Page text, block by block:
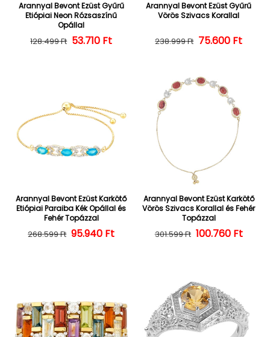
Arannyal Bevont Ezüst Gyűrű
Etiópiai Neon Rózsaszínű
Opállal
Normál ár
128.499 Ft Kedvezményes ár
53.710 Ft
Arannyal Bevont Ezüst Gyűrű
Vörös Szivacs Korallal
Normál ár
238.999 Ft 75.600 Ft
Arannyal Bevont Ezüst Karkötő
Etiópiai Paraiba Kék Opállal és
Fehér Topázzal
Normál ár
268.599 Ft Kedvezményes ár
95.940 Ft
Arannyal Bevont Ezüst Karkötő
Vörös Szivacs Korallal és Fehér
Topázzal
Normál ár
301.599 Ft 100.760 Ft